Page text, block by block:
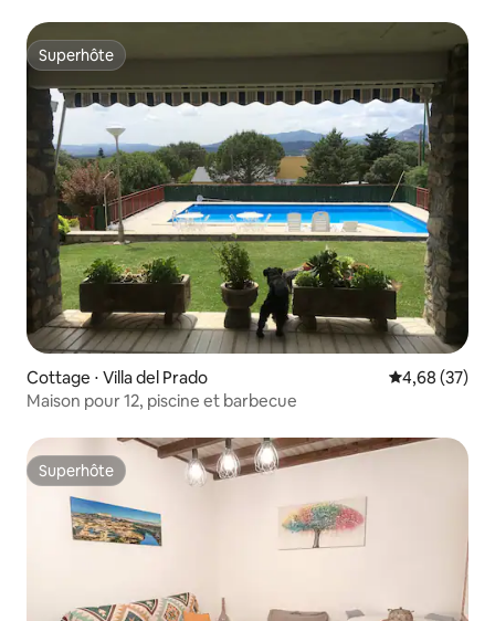
Superhôte
Superhôte
Cottage ⋅ Villa del Prado Évaluation
4,68 (37)
Maison pour 12, piscine et barbecue
Superhôte
Superhôte